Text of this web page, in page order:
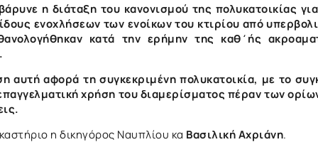
η διάταξη του κανονισμού της πολυκατοικίας
ενοχλήσεων των ενοίκων του κτιρίου από
κατά την ερήμην της καθ΄ής
αφορά τη συγκεκριμένη πολυκατοικία, με το
χρήση του διαμερίσματος πέραν των
η δικηγόρος Ναυπλίου κα Βασιλική Αχριάνη.